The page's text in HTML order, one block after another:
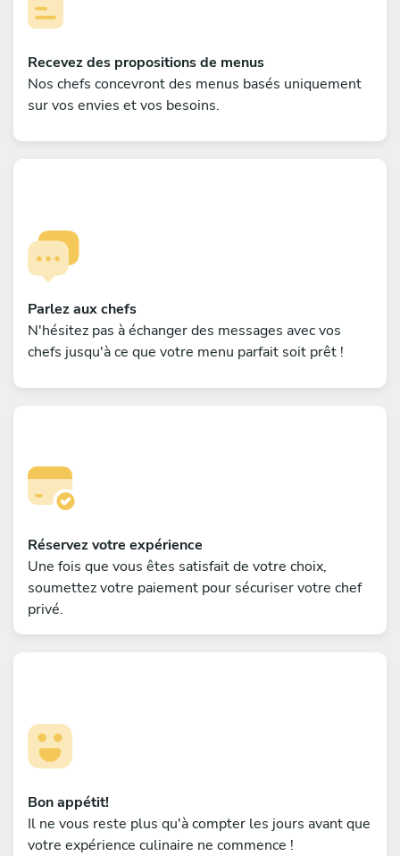
Recevez des propositions de menus
Nos chefs concevront des menus basés uniquement
sur vos envies et vos besoins.
Parlez aux chefs
N'hésitez pas à échanger des messages avec vos
chefs jusqu'à ce que votre menu parfait soit prêt !
Réservez votre expérience
Une fois que vous êtes satisfait de votre choix,
soumettez votre paiement pour sécuriser votre chef
privé.
Bon appétit!
Il ne vous reste plus qu'à compter les jours avant que
votre expérience culinaire ne commence !